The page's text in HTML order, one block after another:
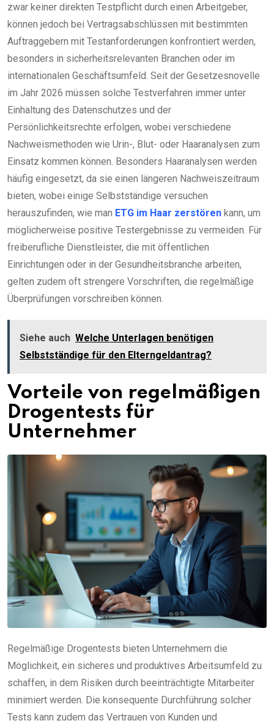
zwar keiner direkten Testpflicht durch einen Arbeitgeber,
können jedoch bei Vertragsabschlüssen mit bestimmten
Auftraggebern mit Testanforderungen konfrontiert werden,
besonders in sicherheitsrelevanten Branchen oder im
internationalen Geschäftsumfeld. Seit der Gesetzesnovelle
im Jahr 2026 müssen solche Testverfahren immer unter
Einhaltung des Datenschutzes und der
Persönlichkeitsrechte erfolgen, wobei verschiedene
Nachweismethoden wie Urin-, Blut- oder Haaranalysen zum
Einsatz kommen können. Besonders Haaranalysen werden
häufig eingesetzt, da sie einen längeren Nachweiszeitraum
bieten, wobei einige Selbstständige versuchen
herauszufinden, wie man ETG im Haar zerstören kann, um
möglicherweise positive Testergebnisse zu vermeiden. Für
freiberufliche Dienstleister, die mit öffentlichen
Einrichtungen oder in der Gesundheitsbranche arbeiten,
gelten zudem oft strengere Vorschriften, die regelmäßige
Überprüfungen vorschreiben können.
Siehe auch Welche Unterlagen benötigen
Selbstständige für den Elterngeldantrag?
Vorteile von regelmäßigen
Drogentests für
Unternehmer
Regelmäßige Drogentests bieten Unternehmern die
Möglichkeit, ein sicheres und produktives Arbeitsumfeld zu
schaffen, in dem Risiken durch beeinträchtigte Mitarbeiter
minimiert werden. Die konsequente Durchführung solcher
Tests kann zudem das Vertrauen von Kunden und